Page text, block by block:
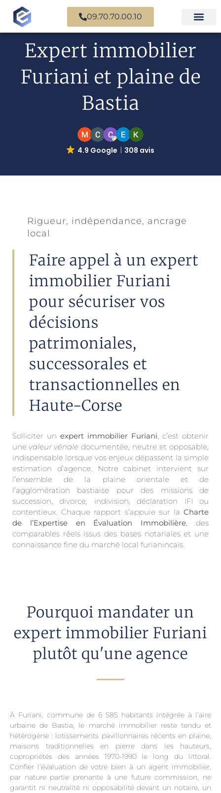
09.70.70.00.10
Expert immobilier
Furiani et plaine de
Bastia
4.9 Google 308 avis
Rigueur, indépendance, ancrage
local
Faire appel à un expert
immobilier Furiani
pour sécuriser vos
décisions
patrimoniales,
successorales et
transactionnelles en
Haute-Corse
Solliciter un expert immobilier Furiani, c’est obtenir
une valeur vénale documentée, neutre et opposable,
indispensable lorsque vos enjeux dépassent la simple
estimation d’agence. Notre cabinet intervient sur
l’ensemble de la plaine orientale et de
l’agglomération bastiaise pour des missions de
succession, divorce, indivision, déclaration IFI ou
contentieux. Chaque rapport s’appuie sur la Charte
de l’Expertise en Évaluation Immobilière, des
comparables réels issus des bases notariales et une
connaissance fine du marché local furianincais.
Pourquoi mandater un
expert immobilier Furiani
plutôt qu'une agence
À Furiani, commune de 6 585 habitants intégrée à l’aire
urbaine de Bastia, le marché immobilier reste tendu et
hétérogène : lotissements pavillonnaires récents en plaine,
maisons traditionnelles en pierre dans les hauteurs,
copropriétés des années 1970-1990 le long du littoral.
Confier l’évaluation de votre bien à un agent immobilier,
par nature partie prenante à une future commission, ne
garantit ni neutralité ni opposabilité devant un notaire, un